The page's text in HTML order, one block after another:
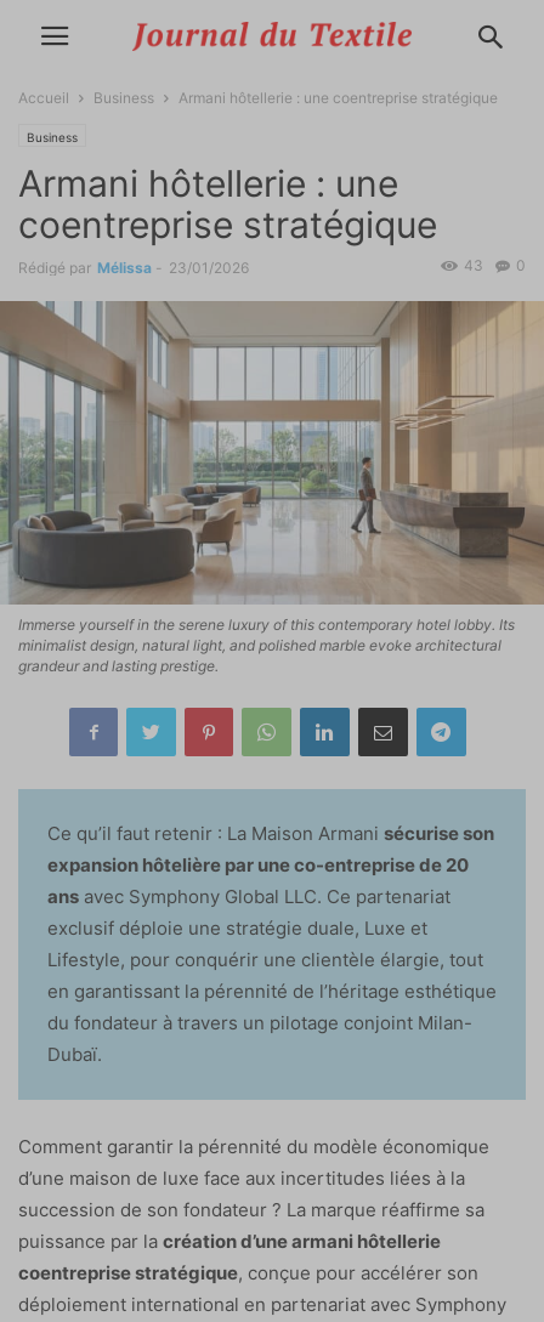
Accueil Business Armani hôtellerie : une coentreprise stratégique
Business
Armani hôtellerie : une
coentreprise stratégique
Rédigé par Mélissa - 23/01/2026 0
43
Immerse yourself in the serene luxury of this contemporary hotel lobby. Its
minimalist design, natural light, and polished marble evoke architectural
grandeur and lasting prestige.
Ce qu’il faut retenir : La Maison Armani sécurise son
expansion hôtelière par une co-entreprise de 20
ans avec Symphony Global LLC. Ce partenariat
exclusif déploie une stratégie duale, Luxe et
Lifestyle, pour conquérir une clientèle élargie, tout
en garantissant la pérennité de l’héritage esthétique
du fondateur à travers un pilotage conjoint Milan-
Dubaï.
Comment garantir la pérennité du modèle économique
d’une maison de luxe face aux incertitudes liées à la
succession de son fondateur ? La marque réaffirme sa
puissance par la création d’une armani hôtellerie
coentreprise stratégique, conçue pour accélérer son
déploiement international en partenariat avec Symphony